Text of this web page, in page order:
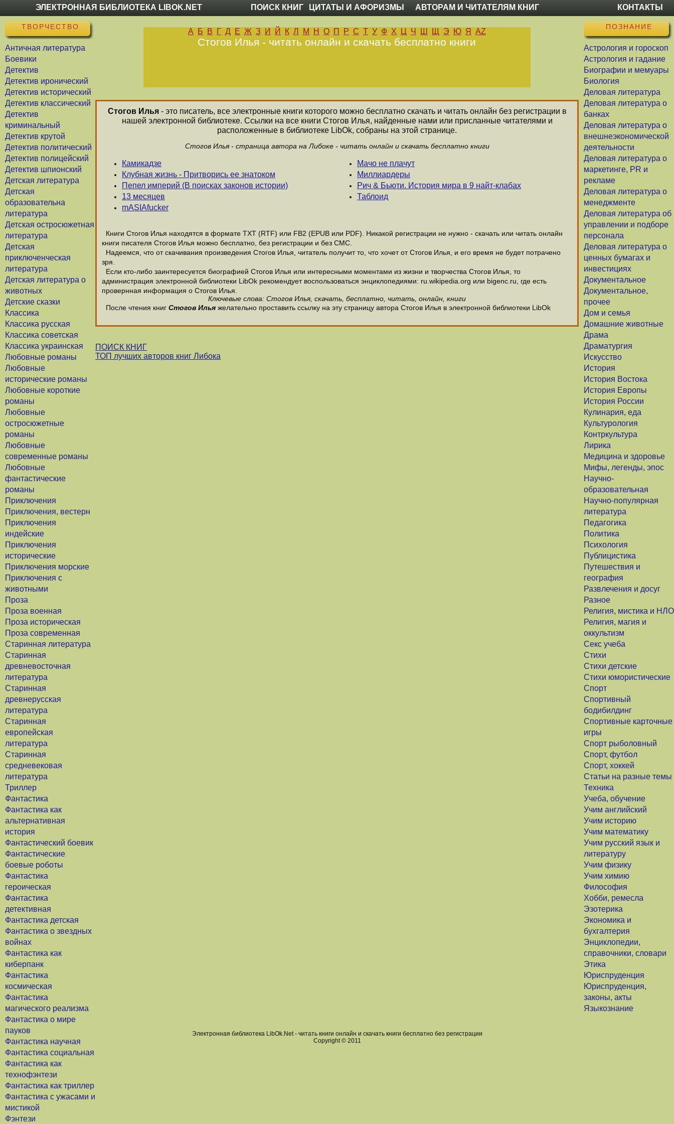
ЭЛЕКТРОННАЯ БИБЛИОТЕКА LIBOK.NET ПОИСК КНИГ ЦИТАТЫ И АФОРИЗМЫ АВТОРАМ И ЧИТАТЕЛЯМ КНИГ КОНТАКТЫ
ТВОРЧЕСТВО
Античная литература
Боевики
Детектив
Детектив иронический
Детектив исторический
Детектив классический
Детектив
криминальный
Детектив крутой
Детектив политический
Детектив полицейский
Детектив шпионский
Детская литература
Детская
образовательна
литература
Детская остросюжетная
литература
Детская
приключенческая
литература
Детская литература о
животных
Детские сказки
Классика
Классика русская
Классика советская
Классика украинская
Любовные романы
Любовные
исторические романы
Любовные короткие
романы
Любовные
остросюжетные
романы
Любовные
современные романы
Любовные
фантастические
романы
Приключения
Приключения, вестерн
Приключения
индейские
Приключения
исторические
Приключения морские
Приключения с
животными
Проза
Проза военная
Проза историческая
Проза современная
Старинная литература
Старинная
древневосточная
литература
Старинная
древнерусская
литература
Старинная
европейская
литература
Старинная
средневековая
литература
Триллер
Фантастика
Фантастика как
альтернативная
история
Фантастический боевик
Фантастические
боевые роботы
Фантастика
героическая
Фантастика
детективная
Фантастика детская
Фантастика о звездных
войнах
Фантастика как
киберпанк
Фантастика
космическая
Фантастика
магического реализма
Фантастика о мире
пауков
Фантастика научная
Фантастика социальная
Фантастика как
технофэнтези
Фантастика как триллер
Фантастика с ужасами и
мистикой
Фэнтези
ПОЗНАНИЕ
Астрология и гороскоп
Астрология и гадание
Биографии и мемуары
Биология
Деловая литература
Деловая литература о
банках
Деловая литература о
внешнеэкономической
деятельности
Деловая литература о
маркетинге, PR и
рекламе
Деловая литература о
менеджменте
Деловая литература об
управлении и подборе
персонала
Деловая литература о
ценных бумагах и
инвестициях
Документальное
Документальное,
прочее
Дом и семья
Домашние животные
Драма
Драматургия
Искусство
История
История Востока
История Европы
История России
Кулинария, еда
Культурология
Контркультура
Лирика
Медицина и здоровье
Мифы, легенды, эпос
Научно-
образовательная
Научно-популярная
литература
Педагогика
Политика
Психология
Публицистика
Путешествия и
география
Развлечения и досуг
Разное
Религия, мистика и НЛО
Религия, магия и
оккультизм
Секс учеба
Стихи
Стихи детские
Стихи юмористические
Спорт
Спортивный
бодибилдинг
Спортивные карточные
игры
Спорт рыболовный
Спорт, футбол
Спорт, хоккей
Статьи на разные темы
Техника
Учеба, обучение
Учим английский
Учим историю
Учим математику
Учим русский язык и
литературу
Учим физику
Учим химию
Философия
Хобби, ремесла
Эзотерика
Экономика и
бухгалтерия
Энциклопедии,
справочники, словари
Этика
Юриспруденция
Юриспруденция,
законы, акты
Языкознание
А Б В Г Д Е Ж З И Й К Л М Н О П Р С Т У Ф Х Ц Ч Ш Щ Э Ю Я AZ
Стогов Илья - читать онлайн и скачать бесплатно книги
Стогов Илья- это писатель, все электронные книги которого можно бесплатно скачать и читать онлайн без регистрации в
нашей электронной библиотеке. Ссылки на все книги Стогов Илья, найденные нами или присланные читателями и
расположенные в библиотеке LibOk, собраны на этой странице.
Стогов Илья - страница автора на Либоке - читать онлайн и скачать бесплатно книги
Камикадзе
Клубная жизнь - Притворись ее знатоком
Пепел империй (В поисках законов истории)
13 месяцев
mASIAfucker
Мачо не плачут
Миллиардеры
Рич & Бьюти. История мира в 9 найт-клабах
Таблоид
Книги Стогов Илья находятся в формате ТХТ (RTF) или FB2 (EPUB или PDF). Никакой регистрации не нужно - скачать или читать онлайн
книги писателя Стогов Илья можно бесплатно, без регистрации и без СМС.
Надеемся, что от скачивания произведения Стогов Илья, читатель получит то, что хочет от Стогов Илья, и его время не будет потрачено
зря.
Если кто-либо заинтересуется биографией Стогов Илья или интересными моментами из жизни и творчества Стогов Илья, то
администрация электронной библиотеки LibOk рекомендует воспользоваться энциклопедиями: ru.wikipedia.org или bigenc.ru, где есть
провернная информация о Стогов Илья.
Ключевые слова: Стогов Илья, скачать, бесплатно, читать, онлайн, книги
После чтения книг Стогов Илья желательно проставить ссылку на эту страницу автора Стогов Илья в электронной библиотеки LibOk
ПОИСК КНИГ
ТОП лучших авторов книг Либока
Электронная библиотека LibOk.Net - читать книги онлайн и скачать книги бесплатно без регистрации
Copyright © 2011